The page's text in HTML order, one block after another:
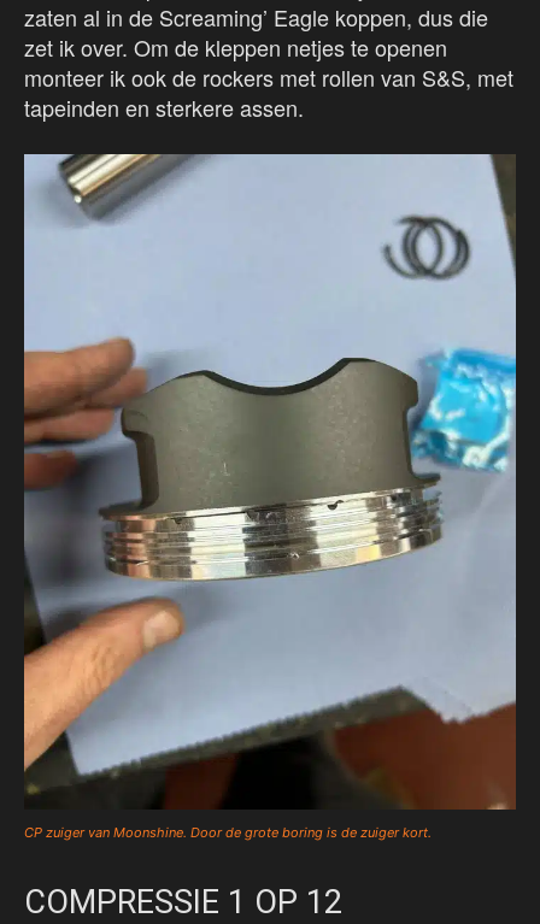
zaten al in de Screaming’ Eagle koppen, dus die
zet ik over. Om de kleppen netjes te openen
monteer ik ook de rockers met rollen van S&S, met
tapeinden en sterkere assen.
CP zuiger van Moonshine. Door de grote boring is de zuiger kort.
COMPRESSIE 1 OP 12